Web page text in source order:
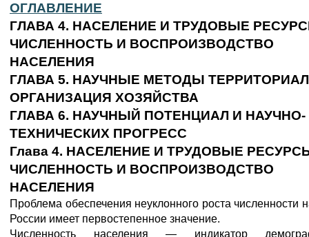
ОГЛАВЛЕНИЕ
ГЛАВА 4. НАСЕЛЕНИЕ И ТРУДОВЫЕ
ЧИСЛЕННОСТЬ И ВОСПРОИЗВОДСТВО
НАСЕЛЕНИЯ
ГЛАВА 5. НАУЧНЫЕ МЕТОДЫ
ОРГАНИЗАЦИЯ ХОЗЯЙСТВА
ГЛАВА 6. НАУЧНЫЙ ПОТЕНЦИАЛ И НАУЧНО-
ТЕХНИЧЕСКИХ ПРОГРЕСС
Глава 4. НАСЕЛЕНИЕ И ТРУДОВЫЕ
ЧИСЛЕННОСТЬ И ВОСПРОИЗВОДСТВО
НАСЕЛЕНИЯ
Проблема обеспечения неуклонного роста численности
России имеет первостепенное значение.
Численность населения — индикатор